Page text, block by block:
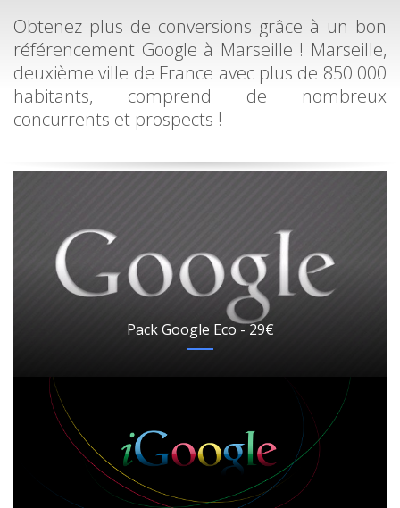
Obtenez plus de conversions grâce à un bon
référencement Google à Marseille ! Marseille,
deuxième ville de France avec plus de 850 000
habitants, comprend de nombreux
concurrents et prospects !
Pack Google Eco - 29€